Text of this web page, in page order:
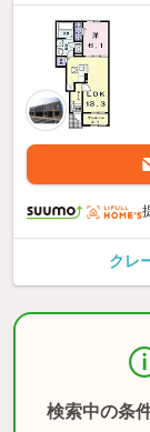
クレ
検索中の条